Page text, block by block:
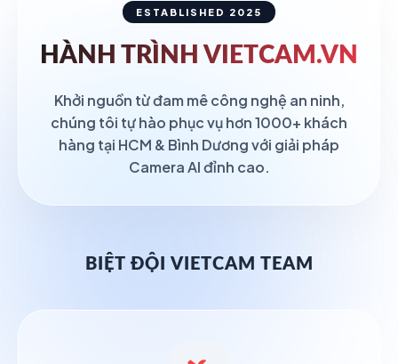
ESTABLISHED 2025
HÀNH TRÌNH VIETCAM.VN
Khởi nguồn từ đam mê công nghệ an ninh,
chúng tôi tự hào phục vụ hơn 1000+ khách
hàng tại HCM & Bình Dương với giải pháp
Camera AI đỉnh cao.
BIỆT ĐỘI VIETCAM TEAM